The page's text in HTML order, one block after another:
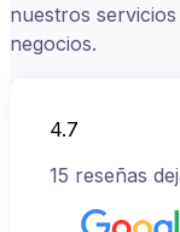
nuestros
negocios.
4.7
15 reseñas